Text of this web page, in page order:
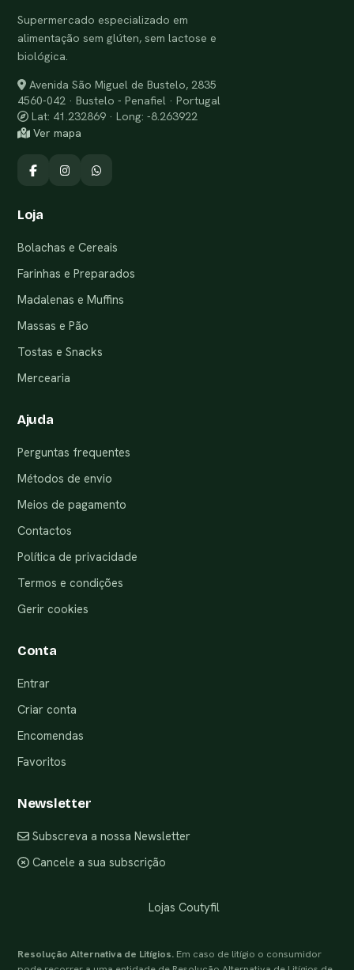
Supermercado especializado em
alimentação sem glúten, sem lactose e
biológica.
Avenida São Miguel de Bustelo, 2835
4560-042 · Bustelo - Penafiel · Portugal
Lat: 41.232869 · Long: -8.263922
Ver mapa
Loja
Bolachas e Cereais
Farinhas e Preparados
Madalenas e Muffins
Massas e Pão
Tostas e Snacks
Mercearia
Ajuda
Perguntas frequentes
Métodos de envio
Meios de pagamento
Contactos
Política de privacidade
Termos e condições
Gerir cookies
Conta
Entrar
Criar conta
Encomendas
Favoritos
Newsletter
Subscreva a nossa Newsletter
Cancele a sua subscrição
Lojas Coutyfil
Resolução Alternativa de Litígios. Em caso de litígio o consumidor